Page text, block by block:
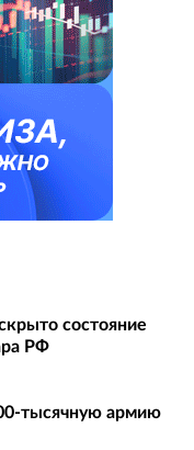
состояние
РФ
тысячную армию